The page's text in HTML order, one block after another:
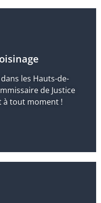
les Hauts-de-
de Justice
à tout moment !